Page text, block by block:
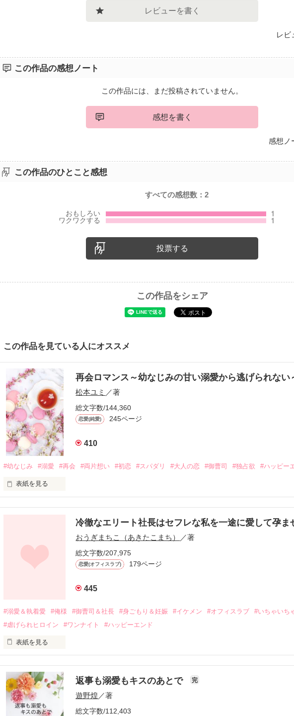
レビューを書く
レビ
この作品の感想ノート
この作品には、まだ投稿されていません。
感想を書く
感想ノ
この作品のひとこと感想
すべての感想数：2
投票する
この作品をシェア
この作品を見ている人にオススメ
再会ロマンス～幼なじみの甘い溺愛から逃げられない
松本ユミ ／著
総文字数/144,360
恋愛(純愛) 245ページ
410
#幼なじみ #溺愛 #再会 #両片想い #初恋 #スパダリ #大人の恋 #御曹司 #独占欲 #ハッピー
表紙を見る
しかし、ある出来事をきっかけに二人の関係は壊れてしまう。
関係修復もできないまま、美桜は両親の離婚によって
引っ越すことになり、哲平とも離れ離れになった。
そして、ひょんなことから
酔った勢いで一夜を共にしてしまった。
さらに、美桜が初めてだと知った哲平は
『責任をとる、結婚しよう』と真っ直ぐに告げてきた。
甘やかしてくる。
そんなある日、哲平は美桜がストーカー被害に
遭っていることを知る。
美桜を守るため、哲平は同居を提案してきて――。
冷徹なエリート社長はセフレな私を一途に愛して孕ま
おうぎまちこ（あきたこまち） ／著
総文字数/207,975
恋愛(オフィスラブ) 179ページ
445
#溺愛＆執着愛 #俺様 #御曹司＆社長 #身ごもり＆妊娠 #イケメン #オフィスラブ
#いちゃいち
#虐げられヒロイン
#ワンナイト #ハッピーエンド
表紙を見る
ろ、日本人美青年と出会い、酒の勢いもあり一夜限りの関係となる。
帰国後、美桜は新しい職場でワンナイトした美青年と再会。なんと彼の正体は、とある財
も関わらず、一族を離れて起業した新進気鋭の実業家、社内でも冷徹だと評判な社長――御
人だったのだ――！
なぜか恭司から飼い猫の世話係を命じられた美桜は、猫の世話を口実にしばしば呼び出
返事も溺愛もキスのあとで 完
遊野煌／著
総文字数/112,403